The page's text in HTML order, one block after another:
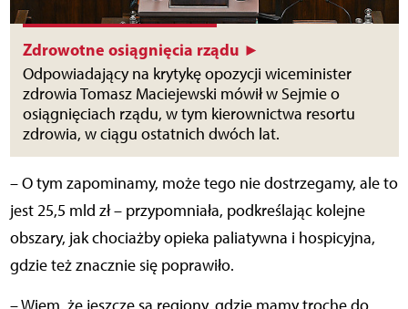
Zdrowotne osiągnięcia rządu ►
Odpowiadający na krytykę opozycji wiceminister
zdrowia Tomasz Maciejewski mówił w Sejmie o
osiągnięciach rządu, w tym kierownictwa resortu
zdrowia, w ciągu ostatnich dwóch lat.
– O tym zapominamy, może tego nie dostrzegamy, ale to
jest 25,5 mld zł – przypomniała, podkreślając kolejne
obszary, jak chociażby opieka paliatywna i hospicyjna,
gdzie też znacznie się poprawiło.